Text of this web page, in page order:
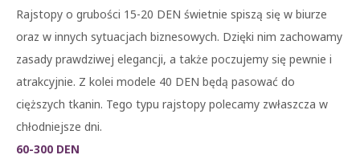
Rajstopy o grubości 15-20 DEN świetnie spiszą się w biurze
oraz w innych sytuacjach biznesowych. Dzięki nim zachowamy
zasady prawdziwej elegancji, a także poczujemy się pewnie i
atrakcyjnie. Z kolei modele 40 DEN będą pasować do
cięższych tkanin. Tego typu rajstopy polecamy zwłaszcza w
chłodniejsze dni.
60-300 DEN